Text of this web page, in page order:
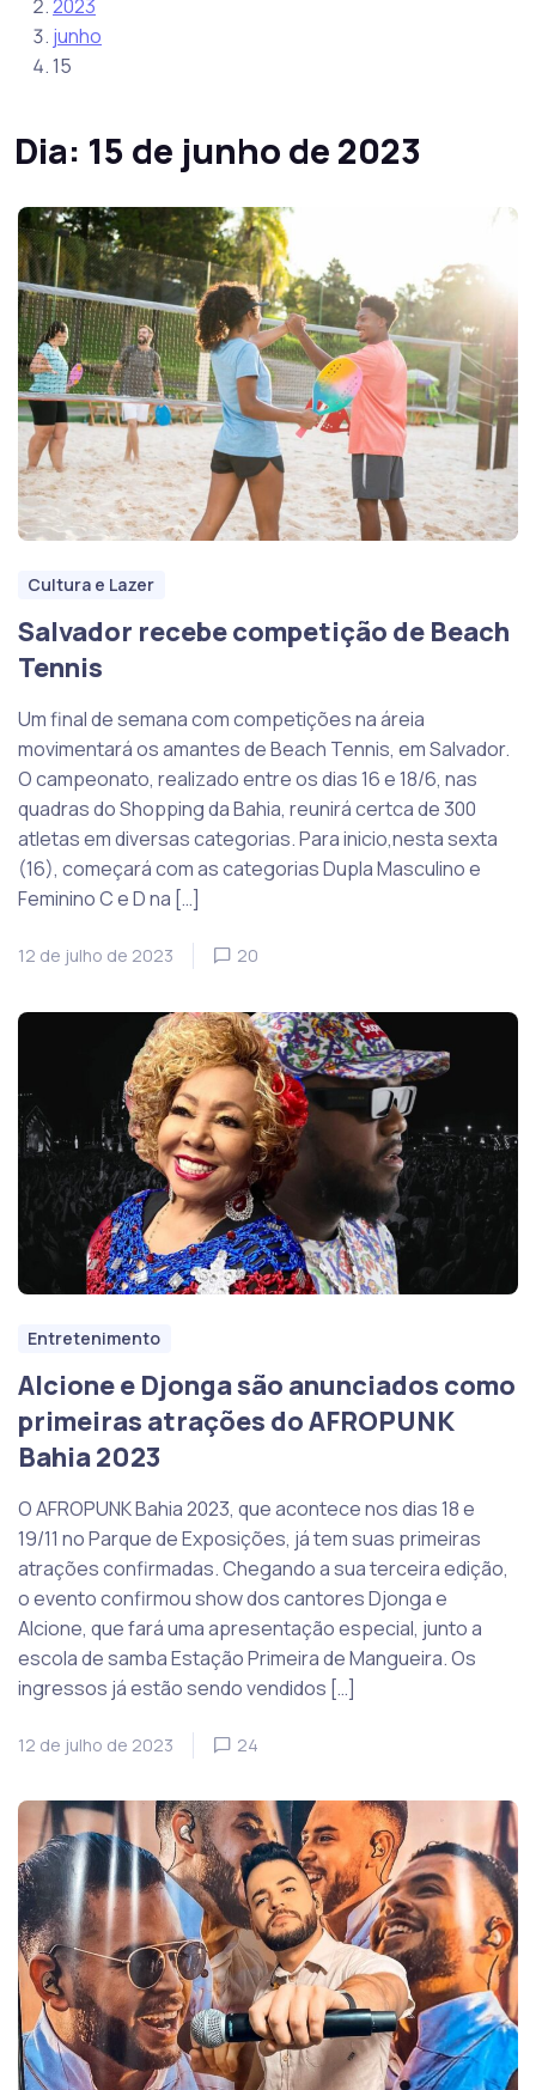
2023
junho
15
Dia: 15 de junho de 2023
Cultura e Lazer
Salvador recebe competição de Beach
Tennis
Um final de semana com competições na áreia
movimentará os amantes de Beach Tennis, em Salvador.
O campeonato, realizado entre os dias 16 e 18/6, nas
quadras do Shopping da Bahia, reunirá certca de 300
atletas em diversas categorias. Para inicio,nesta sexta
(16), começará com as categorias Dupla Masculino e
Feminino C e D na […]
12 de julho de 2023 20
Entretenimento
Alcione e Djonga são anunciados como
primeiras atrações do AFROPUNK
Bahia 2023
O AFROPUNK Bahia 2023, que acontece nos dias 18 e
19/11 no Parque de Exposições, já tem suas primeiras
atrações confirmadas. Chegando a sua terceira edição,
o evento confirmou show dos cantores Djonga e
Alcione, que fará uma apresentação especial, junto a
escola de samba Estação Primeira de Mangueira. Os
ingressos já estão sendo vendidos […]
12 de julho de 2023 24